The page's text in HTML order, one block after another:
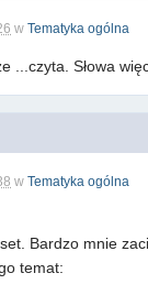
wTematyka ogólna
Słowa
wTematyka ogólna
Bardzo mnie
temat: